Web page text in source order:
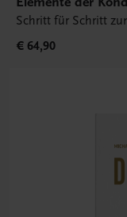
Schritt für Schritt
€ 64,90